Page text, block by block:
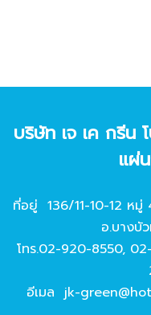
บริษัท เจ เค กรีน
แผ่
ที่อยู่ 136/11-10-12 ห
อ.บางบั
โทร.02-920-8550,
อีเมล jk-